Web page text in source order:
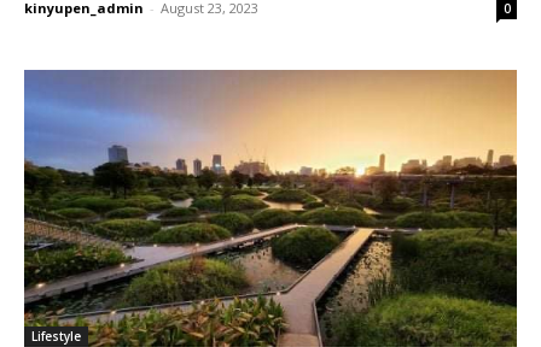
kinyupen_admin - August 23, 2023 0
Lifestyle